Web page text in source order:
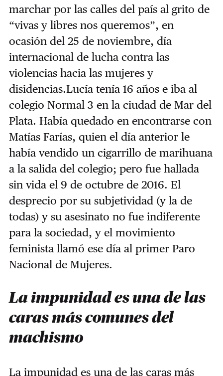
marchar por las calles del país al grito de
“vivas y libres nos queremos”, en
ocasión del 25 de noviembre, día
internacional de lucha contra las
violencias hacia las mujeres y
disidencias.Lucía tenía 16 años e iba al
colegio Normal 3 en la ciudad de Mar del
Plata. Había quedado en encontrarse con
Matías Farías, quien el día anterior le
había vendido un cigarrillo de marihuana
a la salida del colegio; pero fue hallada
sin vida el 9 de octubre de 2016. El
desprecio por su subjetividad (y la de
todas) y su asesinato no fue indiferente
para la sociedad, y el movimiento
feminista llamó ese día al primer Paro
Nacional de Mujeres.
La impunidad es una de las
caras más comunes del
machismo
La impunidad es una de las caras más